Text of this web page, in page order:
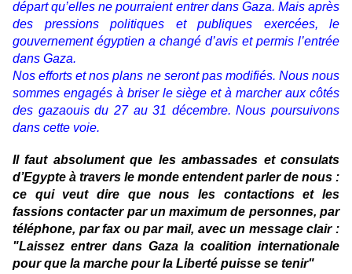
départ qu’elles ne pourraient entrer dans Gaza. Mais après
des pressions politiques et publiques exercées, le
gouvernement égyptien a changé d’avis et permis l’entrée
dans Gaza.
Nos efforts et nos plans ne seront pas modifiés. Nous nous
sommes engagés à briser le siège et à marcher aux côtés
des gazaouis du 27 au 31 décembre. Nous poursuivons
dans cette voie.
Il faut absolument que les ambassades et consulats
d’Egypte à travers le monde entendent parler de nous :
ce qui veut dire que nous les contactions et les
fassions contacter par un maximum de personnes, par
téléphone, par fax ou par mail, avec un message clair :
"Laissez entrer dans Gaza la coalition internationale
pour que la marche pour la Liberté puisse se tenir"